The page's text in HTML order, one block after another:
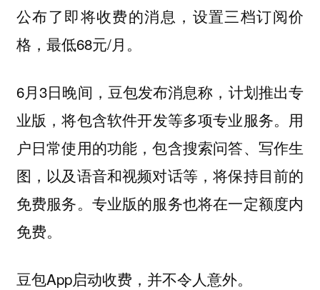
公布了即将收费的消息，设置三档订阅价
格，最低68元/月。
6月3日晚间， 豆包发布消息称，计划推出专
业版，将包含软件开发等多项专业服务。用
户日常使用的功能，包含搜索问答、写作生
图，以及语音和视频对话等，将保持目前的
免费服务。专业版的服务也将在一定额度内
免费。
豆包App启动收费，并不令人意外。